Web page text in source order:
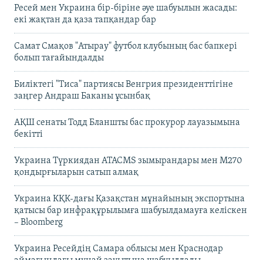
Ресей мен Украина бір-біріне әуе шабуылын жасады:
екі жақтан да қаза тапқандар бар
Самат Смақов "Атырау" футбол клубының бас бапкері
болып тағайындалды
Биліктегі "Тиса" партиясы Венгрия президенттігіне
заңгер Андраш Баканы ұсынбақ
АҚШ сенаты Тодд Бланшты бас прокурор лауазымына
бекітті
Украина Түркиядан ATACMS зымырандары мен M270
қондырғыларын сатып алмақ
Украина КҚК-дағы Қазақстан мұнайының экспортына
қатысы бар инфрақұрылымға шабуылдамауға келіскен
– Bloomberg
Украина Ресейдің Самара облысы мен Краснодар